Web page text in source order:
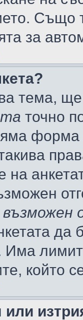
Също
за
тема,
точно
форма
на
да
Има
който